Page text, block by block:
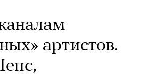
артистов.